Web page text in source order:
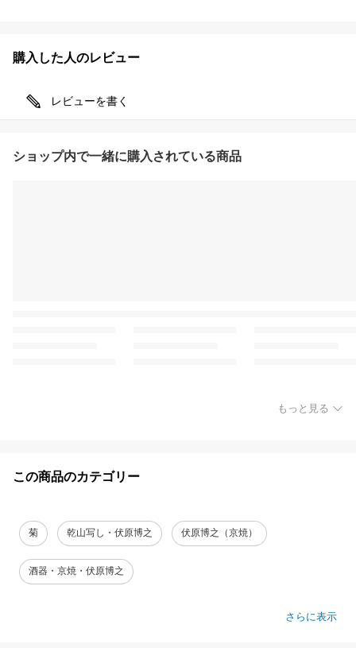
購入した人のレビュー
レビューを書く
ショップ内で一緒に購入されている商品
もっと見る
この商品のカテゴリー
菊 乾山写し・伏原博之 伏原博之（京焼）
酒器・京焼・伏原博之
さらに表示